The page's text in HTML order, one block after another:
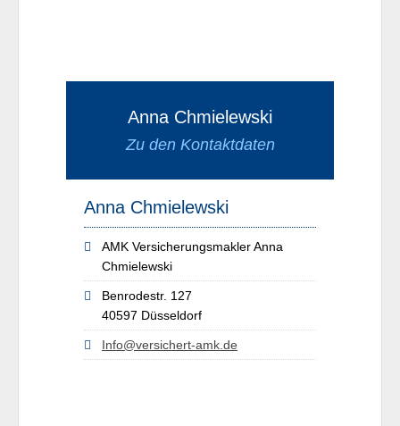
Anna Chmielewski
Zu den Kontaktdaten
Anna Chmielewski
AMK Versicherungsmakler Anna
Chmielewski
Benrodestr. 127
40597 Düsseldorf
Info@versichert-amk.de